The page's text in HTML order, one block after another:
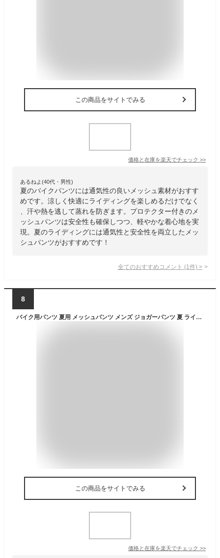
この商品をサイトでみる
価格と在庫を楽天でチェック >>
あるねよ(40代・男性)
夏のバイクパンツには通気性の良いメッシュ素材がおすす
めです。涼しく快適にライディングを楽しめるだけでなく
、汗や熱を逃して蒸れを防ぎます。プロテクター付きのメ
ッシュパンツは安全性も確保しつつ、軽やかな着心地を実
現。夏のライディングには通気性と安全性を両立したメッ
シュパンツがおすすめです！
全てのおすすめコメント (1 件) >
8
バイク用パンツ 夏用 メッシュパンツ メンズ ジョガーパンツ 夏 ライディングパンツ プロテクター ライダースパンツ リブ裾 軽量 バイクズボン 通気性優れ
この商品をサイトでみる
価格と在庫を楽天でチェック >>